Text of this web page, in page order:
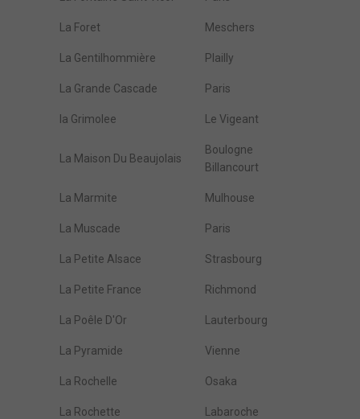
La Foret Meschers
La Gentilhommière Plailly
La Grande Cascade Paris
la Grimolee Le Vigeant
La Maison Du Beaujolais
Boulogne
Billancourt
La Marmite Mulhouse
La Muscade Paris
La Petite Alsace Strasbourg
La Petite France Richmond
La Poêle D'Or Lauterbourg
La Pyramide Vienne
La Rochelle Osaka
La Rochette Labaroche